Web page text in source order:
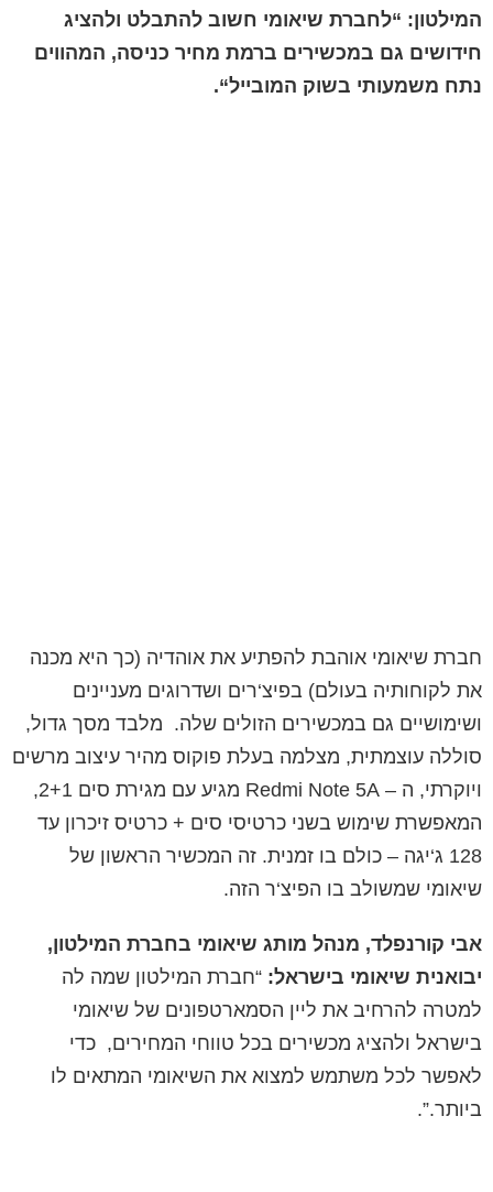
המילטון: “לחברת שיאומי חשוב להתבלט ולהציג
חידושים גם במכשירים ברמת מחיר כניסה, המהווים
נתח משמעותי בשוק המובייל“.
חברת שיאומי אוהבת להפתיע את אוהדיה (כך היא מכנה
את לקוחותיה בעולם) בפיצ‘רים ושדרוגים מעניינים
ושימושיים גם במכשירים הזולים שלה. מלבד מסך גדול,
סוללה עוצמתית, מצלמה בעלת פוקוס מהיר עיצוב מרשים
ויוקרתי, ה –
Redmi Note 5A מגיע עם מגירת סים
המאפשרת שימוש בשני כרטיסי סים + כרטיס זיכרון עד
128 ג‘יגה – כולם בו זמנית. זה המכשיר הראשון של
שיאומי שמשולב בו הפיצ‘ר הזה.
אבי קורנפלד, מנהל מותג שיאומי בחברת המילטון,
יבואנית שיאומי בישראל:
“חברת המילטון שמה לה
למטרה להרחיב את ליין הסמארטפונים של שיאומי
בישראל ולהציג מכשירים בכל טווחי המחירים, כדי
לאפשר לכל משתמש למצוא את השיאומי המתאים לו
ביותר.”.